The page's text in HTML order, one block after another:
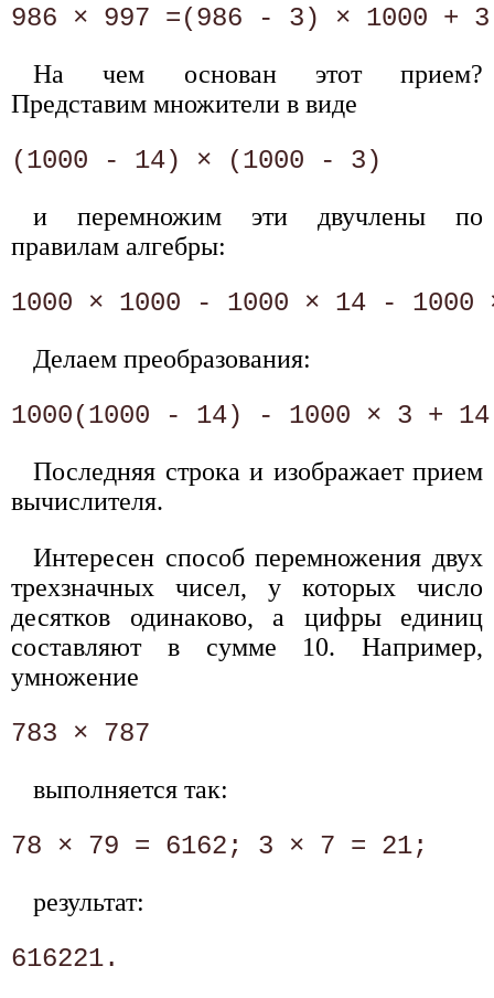
На чем основан этот прием?
Представим множители в виде
и перемножим эти двучлены по
правилам алгебры:
Делаем преобразования:
Последняя строка и изображает прием
вычислителя.
Интересен способ перемножения двух
трехзначных чисел, у которых число
десятков одинаково, а цифры единиц
составляют в сумме 10. Например,
умножение
выполняется так:
результат: